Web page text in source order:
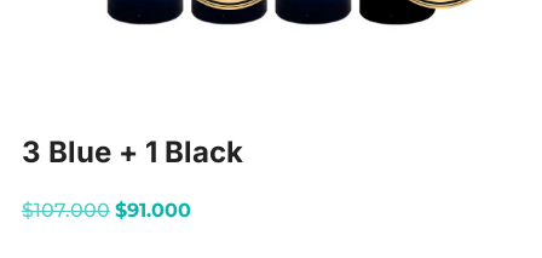
3 Blue + 1 Black
$107.000 El
$91.000El